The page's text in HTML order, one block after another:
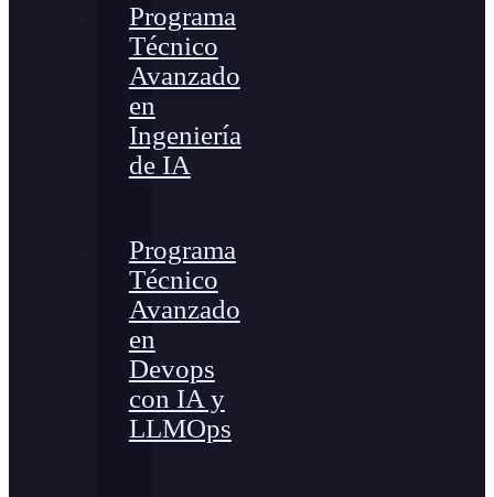
Programa
Técnico
Avanzado
en
Ingeniería
de IA
Programa
Técnico
Avanzado
en
Devops
con IA y
LLMOps